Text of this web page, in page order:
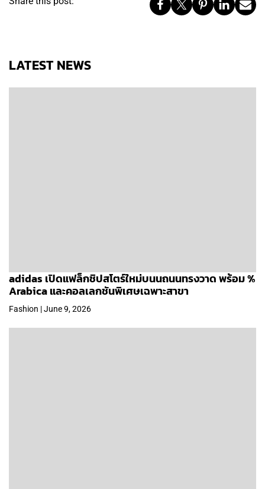
LATEST NEWS
adidas เปิดแฟล็กชิปสโตร์ใหม่บนนถนนทรงวาด พร้อม %
Arabica และคอลเลกชันพิเศษเฉพาะสาขา
Fashion | June 9, 2026